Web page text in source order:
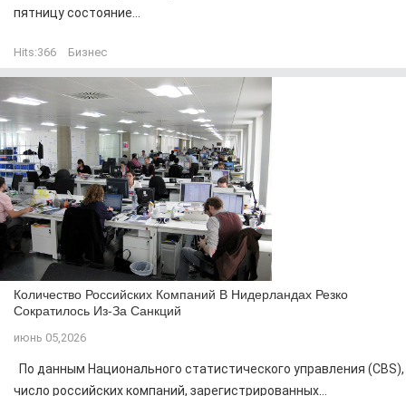
пятницу состояние...
Hits:366 Бизнес
Количество Российских Компаний В Нидерландах Резко
Сократилось Из-За Санкций
июнь 05,2026
По данным Национального статистического управления (CBS),
число российских компаний, зарегистрированных...